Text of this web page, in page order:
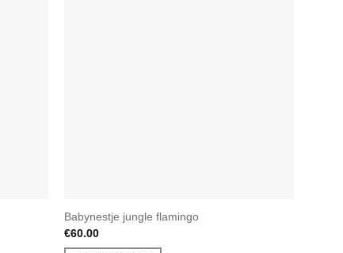
Babynestje jungle flamingo
€60.00